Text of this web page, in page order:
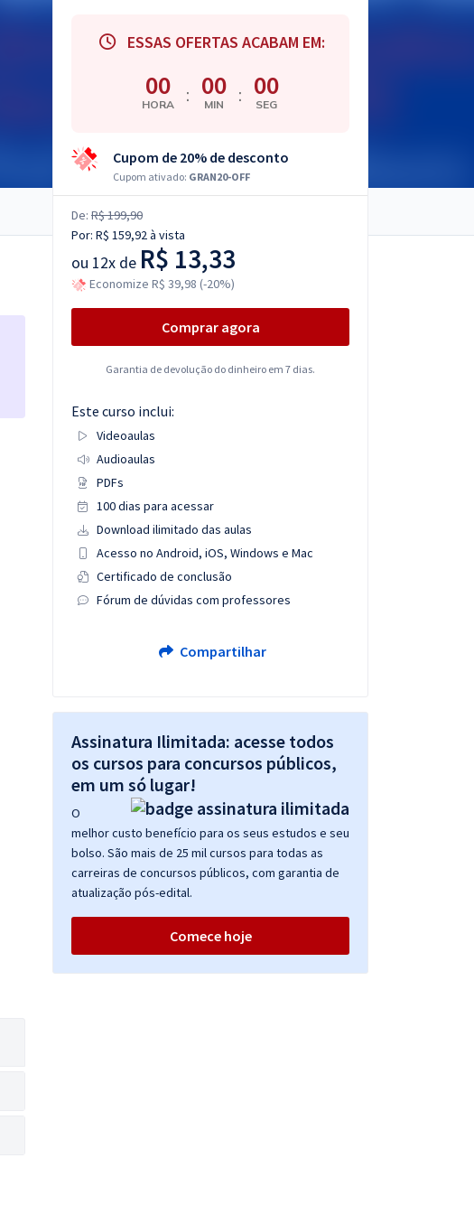
ESSAS OFERTAS ACABAM EM:
00
HORA : 00
MIN : 00
SEG
Cupom de 20% de desconto
Cupom ativado: GRAN20-OFF
De: R$ 199,90
Por: R$ 159,92à vista
ou 12x de R$ 13,33
Economize R$ 39,98 (-20%)
Comprar agora
Garantia de devolução do dinheiro em 7 dias.
Este curso inclui:
Videoaulas
Audioaulas
PDFs
100 dias para acessar
Download ilimitado das aulas
Acesso no Android, iOS, Windows e Mac
Certificado de conclusão
Fórum de dúvidas com professores
Compartilhar
Assinatura Ilimitada: acesse todos
os cursos para concursos públicos,
em um só lugar!
O
melhor custo benefício para os seus estudos e seu
bolso. São mais de 25 mil cursos para todas as
carreiras de concursos públicos, com garantia de
atualização pós-edital.
Comece hoje